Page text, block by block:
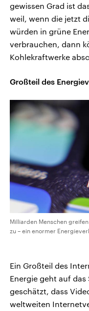
gewissen Grad ist
weil, wenn die jetzt
würden in grüne
verbrauchen, dann
Kohlekraftwerke
Großteil des
Milliarden Menschen
zu – ein enormer
Ein Großteil des
Energie geht auf
geschätzt, dass
weltweiten